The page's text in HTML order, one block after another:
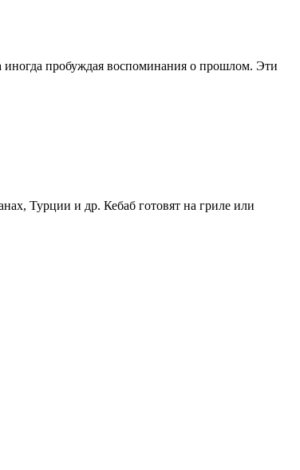
иногда пробуждая воспоминания о прошлом. Эти
Турции и др. Кебаб готовят на гриле или